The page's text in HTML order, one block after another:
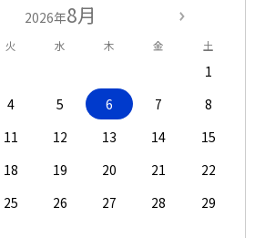
2026年8月
火 水 木 金 土
1
4 5 6 7
8
11 12 13 14
15
18 19 20 21
22
25 26 27 28
29